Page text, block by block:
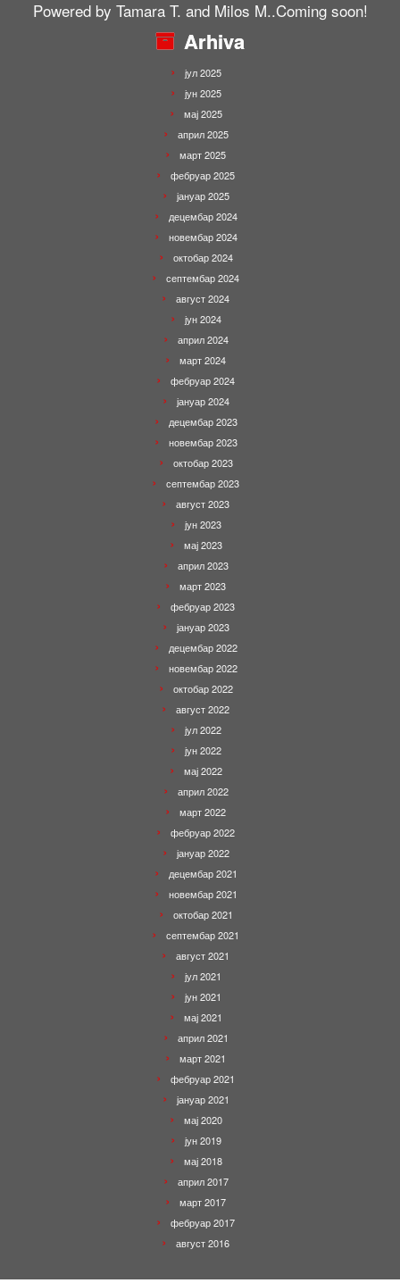
Powered by Tamara T. and Milos M..Coming soon!
Arhiva
јул 2025
јун 2025
мај 2025
април 2025
март 2025
фебруар 2025
јануар 2025
децембар 2024
новембар 2024
октобар 2024
септембар 2024
август 2024
јун 2024
април 2024
март 2024
фебруар 2024
јануар 2024
децембар 2023
новембар 2023
октобар 2023
септембар 2023
август 2023
јун 2023
мај 2023
април 2023
март 2023
фебруар 2023
јануар 2023
децембар 2022
новембар 2022
октобар 2022
август 2022
јул 2022
јун 2022
мај 2022
април 2022
март 2022
фебруар 2022
јануар 2022
децембар 2021
новембар 2021
октобар 2021
септембар 2021
август 2021
јул 2021
јун 2021
мај 2021
април 2021
март 2021
фебруар 2021
јануар 2021
мај 2020
јун 2019
мај 2018
април 2017
март 2017
фебруар 2017
август 2016